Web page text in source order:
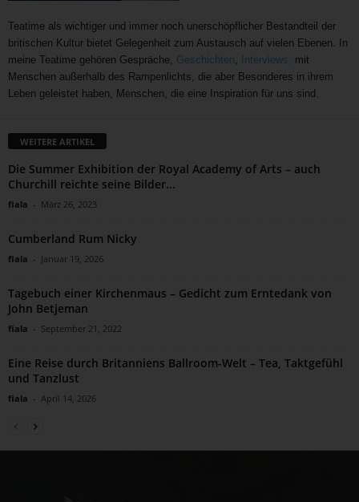
Teatime als wichtiger und immer noch unerschöpflicher Bestandteil der
britischen Kultur bietet Gelegenheit zum Austausch auf vielen Ebenen. In
meine Teatime gehören Gespräche, Geschichten, Interviews, mit
Menschen außerhalb des Rampenlichts, die aber Besonderes in ihrem
Leben geleistet haben, Menschen, die eine Inspiration für uns sind.
WEITERE ARTIKEL
Die Summer Exhibition der Royal Academy of Arts – auch
Churchill reichte seine Bilder...
fiala - März 26, 2023
Cumberland Rum Nicky
fiala - Januar 19, 2026
Tagebuch einer Kirchenmaus – Gedicht zum Erntedank von
John Betjeman
fiala - September 21, 2022
Eine Reise durch Britanniens Ballroom-Welt – Tea, Taktgefühl
und Tanzlust
fiala - April 14, 2026